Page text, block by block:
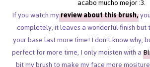
acabo mucho mejor :3.
If you watch myreview about this brush,
completely, it leaves a wonderful finish
your base last more time! I don't know why,
perfect for more time, I only moisten with a